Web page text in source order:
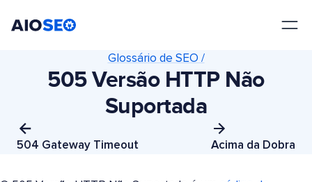
504 Gateway Timeout
Glossário de SEO /
505 Versão HTTP Não
Suportada
Acima da Dobra